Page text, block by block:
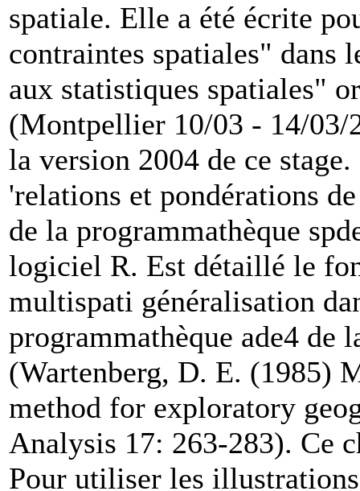
spatiale. Elle a été écrite
contraintes spatiales" dans
aux statistiques spatiales"
(Montpellier 10/03 - 14/03/
la version 2004 de ce
'relations et pondérations
de la programmathèque
logiciel R. Est détaillé le
multispati généralisation
programmathèque ade4 de
(Wartenberg, D. E. (1985)
method for exploratory
Analysis 17: 263-283). Ce
Pour utiliser les